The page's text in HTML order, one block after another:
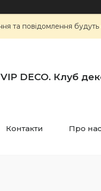
та повідомлення
VIP DECO. Клуб
Контакти Про нас